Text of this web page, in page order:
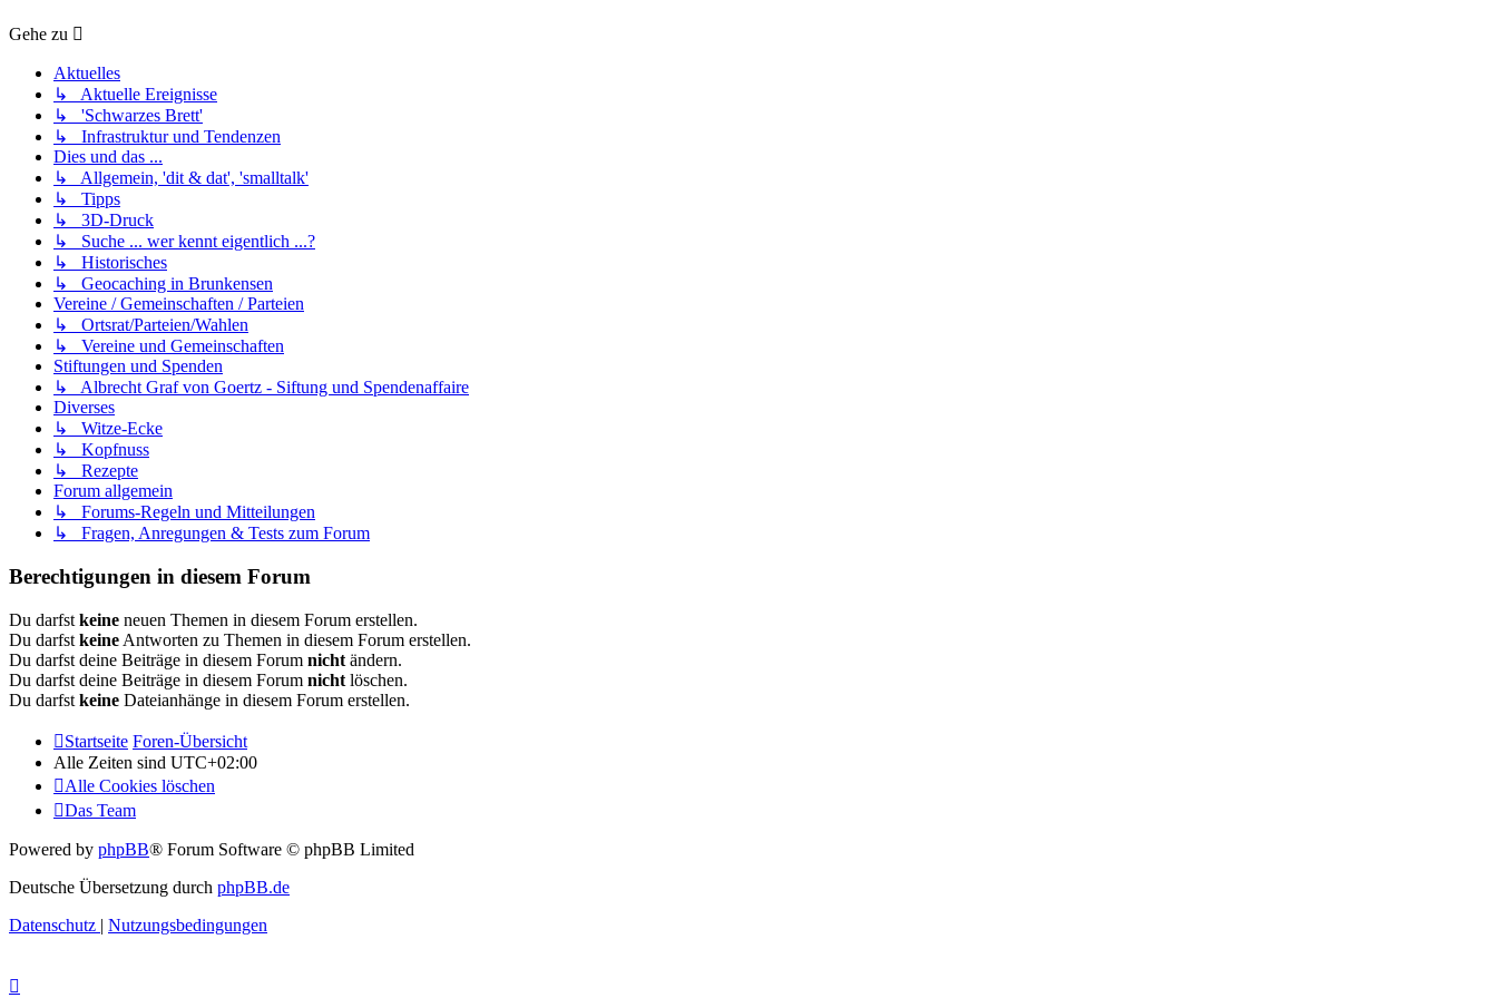
Gehe zu
Aktuelles
↳ Aktuelle Ereignisse
↳ 'Schwarzes Brett'
↳ Infrastruktur und Tendenzen
Dies und das ...
↳ Allgemein, 'dit & dat', 'smalltalk'
↳ Tipps
↳ 3D-Druck
↳ Suche ... wer kennt eigentlich ...?
↳ Historisches
↳ Geocaching in Brunkensen
Vereine / Gemeinschaften / Parteien
↳ Ortsrat/Parteien/Wahlen
↳ Vereine und Gemeinschaften
Stiftungen und Spenden
↳ Albrecht Graf von Goertz - Siftung und Spendenaffaire
Diverses
↳ Witze-Ecke
↳ Kopfnuss
↳ Rezepte
Forum allgemein
↳ Forums-Regeln und Mitteilungen
↳ Fragen, Anregungen & Tests zum Forum
Berechtigungen in diesem Forum
Du darfst keine neuen Themen in diesem Forum erstellen.
Du darfst keine Antworten zu Themen in diesem Forum erstellen.
Du darfst deine Beiträge in diesem Forum nicht ändern.
Du darfst deine Beiträge in diesem Forum nicht löschen.
Du darfst keine Dateianhänge in diesem Forum erstellen.
Startseite Foren-Übersicht
Alle Zeiten sind UTC+02:00
Alle Cookies löschen
Das Team
Powered by phpBB® Forum Software © phpBB Limited
Deutsche Übersetzung durch phpBB.de
Datenschutz | Nutzungsbedingungen